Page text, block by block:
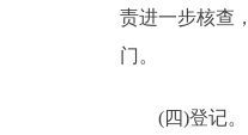
责进一步核查
门。
(四)登记。